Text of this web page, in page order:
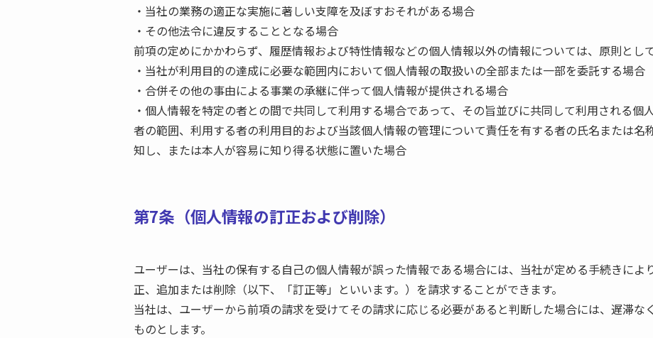
・当社の業務の適正な実施に著しい支障を及ぼすおそれがある場合
・その他法令に違反することとなる場合
前項の定めにかかわらず、履歴情報および特性情報などの個人情報以外の情報については、原則とし
・当社が利用目的の達成に必要な範囲内において個人情報の取扱いの全部または一部を委託する場合
・合併その他の事由による事業の承継に伴って個人情報が提供される場合
・個人情報を特定の者との間で共同して利用する場合であって、その旨並びに共同して利用される個
者の範囲、利用する者の利用目的および当該個人情報の管理について責任を有する者の氏名または名
知し、または本人が容易に知り得る状態に置いた場合
第7条（個人情報の訂正および削除）
ユーザーは、当社の保有する自己の個人情報が誤った情報である場合には、当社が定める手続きによ
正、追加または削除（以下、「訂正等」といいます。）を請求することができます。
当社は、ユーザーから前項の請求を受けてその請求に応じる必要があると判断した場合には、遅滞な
ものとします。